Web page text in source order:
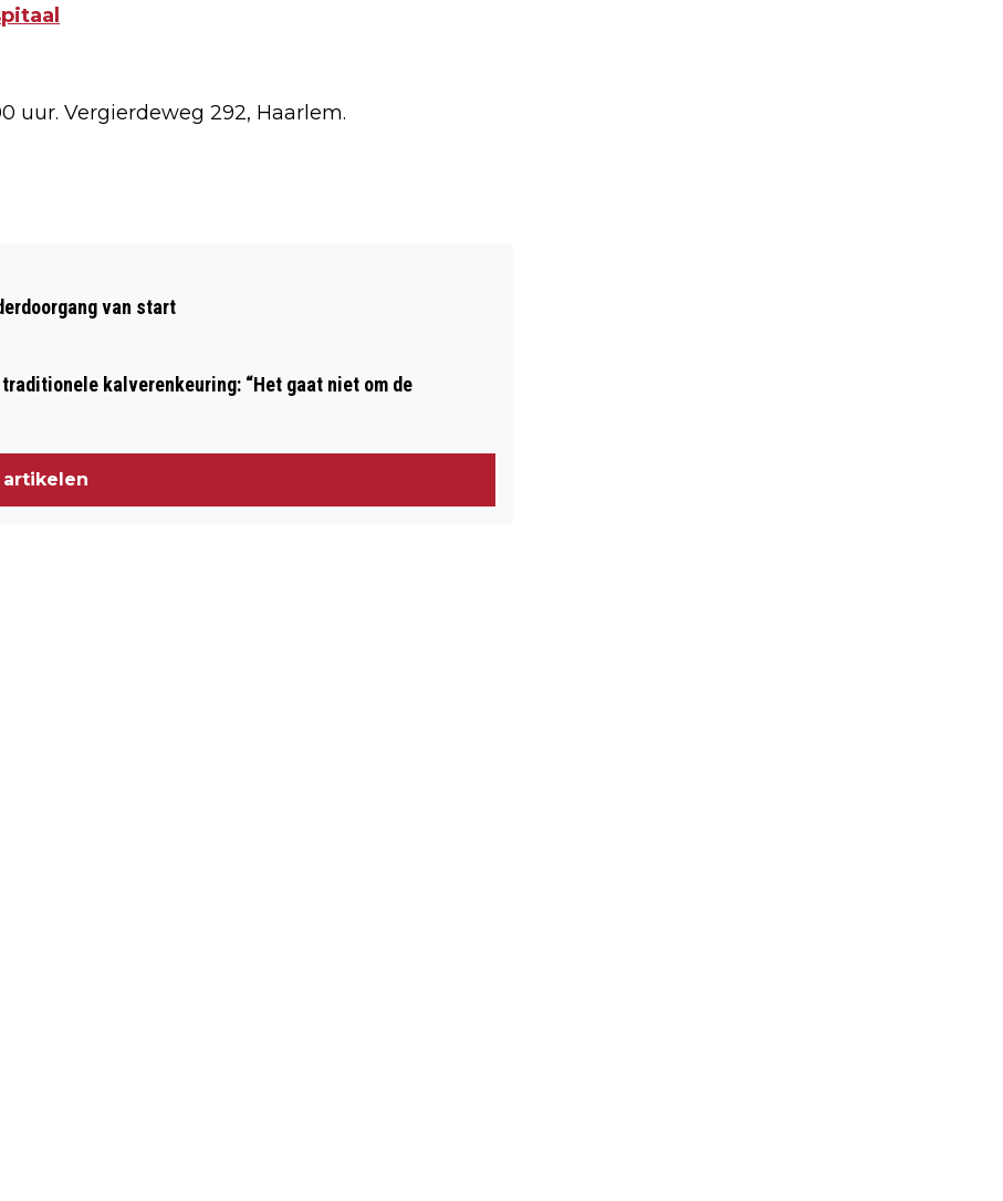
uur. Vergierdeweg 292, Haarlem.
AANSPRAKELIJK VOOR SCHADE
van start
kalverenkeuring: “Het gaat niet om de
artikelen